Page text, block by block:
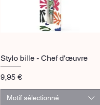
Aperçu rapide
Stylo bille - Chef d'œuvre
Prix
9,95 €
Motif sélectionné